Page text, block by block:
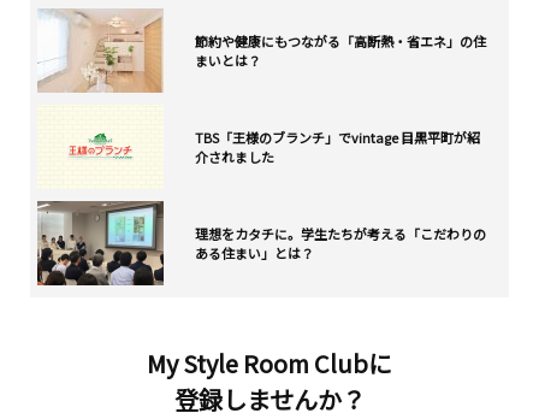
節約や健康にもつながる「高断熱・省エネ」の住
まいとは？
TBS「王様のブランチ」でvintage 目黒平町が紹
介されました
理想をカタチに。学生たちが考える「こだわりの
ある住まい」とは？
My Style Room Clubに
登録しませんか？